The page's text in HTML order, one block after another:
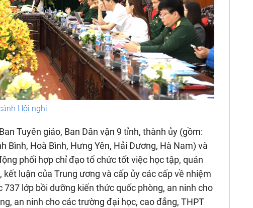
Hội nghị.
Tuyên giáo, Ban Dân vận 9 tỉnh, thành ủy (gồm:
Bình, Hoà Bình, Hưng Yên, Hải Dương, Hà Nam) và
phối hợp chỉ đạo tổ chức tốt việc học tập, quán
luận của Trung ương và cấp ủy các cấp về nhiệm
lớp bồi dưỡng kiến thức quốc phòng, an ninh cho
an ninh cho các trường đại học, cao đẳng, THPT